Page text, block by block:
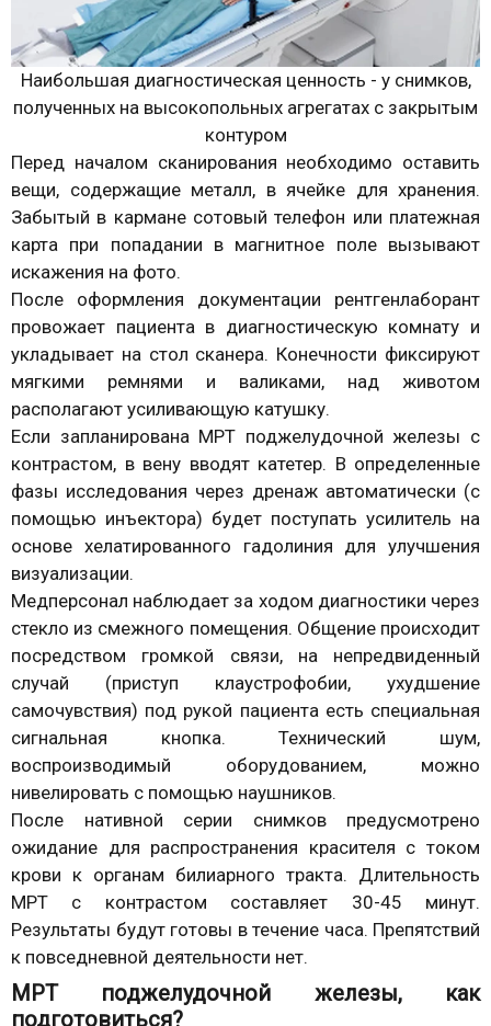
Наибольшая диагностическая ценность - у снимков,
полученных на высокопольных агрегатах с закрытым
контуром
Перед началом сканирования необходимо оставить
вещи, содержащие металл, в ячейке для хранения.
Забытый в кармане сотовый телефон или платежная
карта при попадании в магнитное поле вызывают
искажения на фото.
После оформления документации рентгенлаборант
провожает пациента в диагностическую комнату и
укладывает на стол сканера. Конечности фиксируют
мягкими ремнями и валиками, над животом
располагают усиливающую катушку.
Если запланирована МРТ поджелудочной железы с
контрастом, в вену вводят катетер. В определенные
фазы исследования через дренаж автоматически (с
помощью инъектора) будет поступать усилитель на
основе хелатированного гадолиния для улучшения
визуализации.
Медперсонал наблюдает за ходом диагностики через
стекло из смежного помещения. Общение происходит
посредством громкой связи, на непредвиденный
случай (приступ клаустрофобии, ухудшение
самочувствия) под рукой пациента есть специальная
сигнальная кнопка. Технический шум,
воспроизводимый оборудованием, можно
нивелировать с помощью наушников.
После нативной серии снимков предусмотрено
ожидание для распространения красителя с током
крови к органам билиарного тракта. Длительность
МРТ с контрастом составляет 30-45 минут.
Результаты будут готовы в течение часа. Препятствий
к повседневной деятельности нет.
МРТ поджелудочной железы, как
подготовиться?